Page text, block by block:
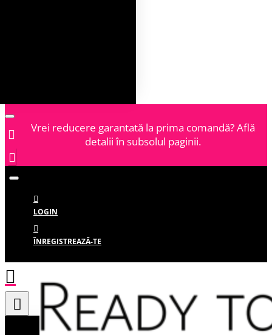
Vrei reducere garantată la prima comandă? Află
detalii în subsolul paginii.
LOGIN
ÎNREGISTREAZĂ-TE
Căută după nume produs, brand...